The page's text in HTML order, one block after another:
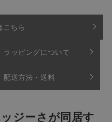
こちら
ラッピングについて
配送方法・送料
ジーさが同居す